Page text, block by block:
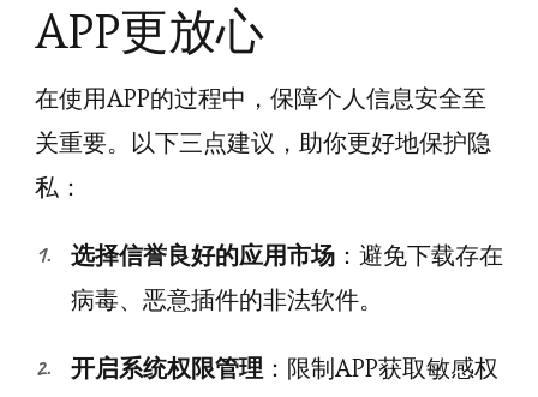
APP更放心
在使用APP的过程中，保障个人信息安全至
关重要。以下三点建议，助你更好地保护隐
私：
选择信誉良好的应用市场 ：避免下载存在
病毒、恶意插件的非法软件。
开启系统权限管理 ：限制APP获取敏感权